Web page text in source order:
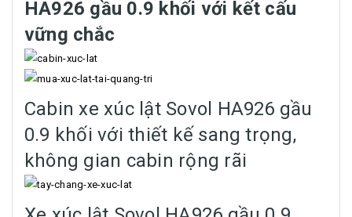
HA926 gầu 0.9 khối với kết cấu
vững chắc
Cabin xe xúc lật Sovol HA926 gầu
0.9 khối với thiết kế sang trọng,
không gian cabin rộng rãi